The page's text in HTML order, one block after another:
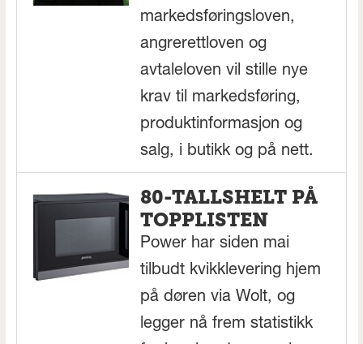
markedsføringsloven,
angrerettloven og
avtaleloven vil stille nye
krav til markedsføring,
produktinformasjon og
salg, i butikk og på nett.
80-TALLSHELT PÅ
TOPPLISTEN
Power har siden mai
tilbudt kvikklevering hjem
på døren via Wolt, og
legger nå frem statistikk